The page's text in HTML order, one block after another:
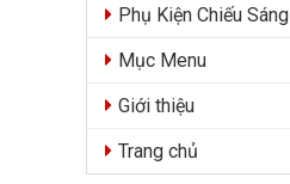
Phụ Kiện Chiếu Sáng
Mục Menu
Giới thiệu
Trang chủ